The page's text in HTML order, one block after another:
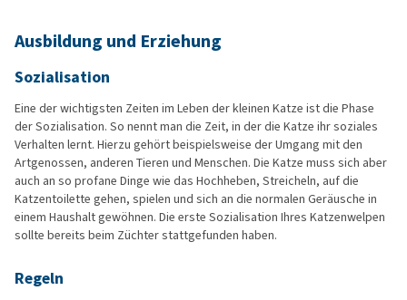
Ausbildung und Erziehung
Sozialisation
Eine der wichtigsten Zeiten im Leben der kleinen Katze ist die Phase
der Sozialisation. So nennt man die Zeit, in der die Katze ihr soziales
Verhalten lernt. Hierzu gehört beispielsweise der Umgang mit den
Artgenossen, anderen Tieren und Menschen. Die Katze muss sich aber
auch an so profane Dinge wie das Hochheben, Streicheln, auf die
Katzentoilette gehen, spielen und sich an die normalen Geräusche in
einem Haushalt gewöhnen. Die erste Sozialisation Ihres Katzenwelpen
sollte bereits beim Züchter stattgefunden haben.
Regeln